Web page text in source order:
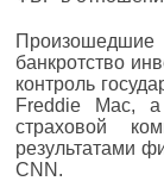
банкротство
контроль
Freddie Mac, а
страховой
результатами
CNN.